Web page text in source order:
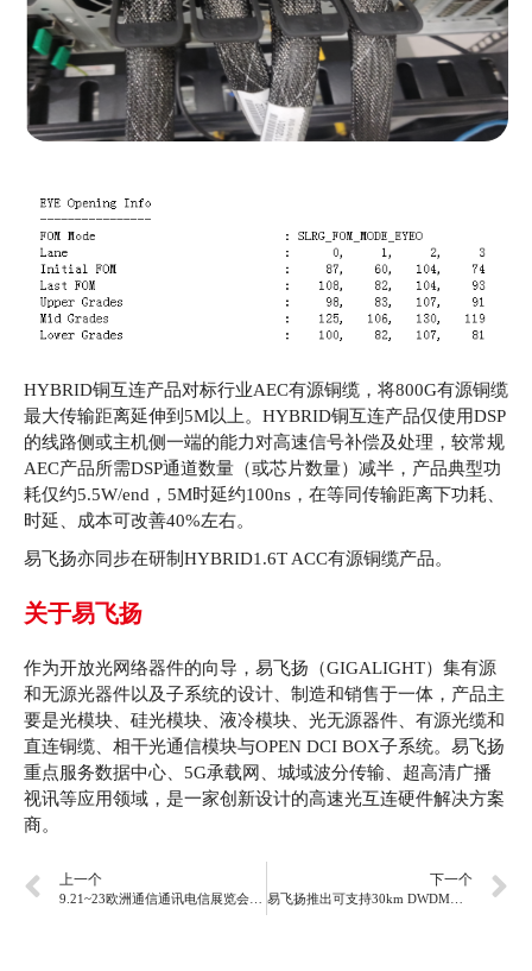
HYBRID铜互连产品对标行业AEC有源铜缆，将800G有源铜缆
最大传输距离延伸到5M以上。HYBRID铜互连产品仅使用DSP
的线路侧或主机侧一端的能力对高速信号补偿及处理，较常规
AEC产品所需DSP通道数量（或芯片数量）减半，产品典型功
耗仅约5.5W/end，5M时延约100ns，在等同传输距离下功耗、
时延、成本可改善40%左右。
易飞扬亦同步在研制HYBRID1.6T ACC有源铜缆产品。
关于易飞扬
作为开放光网络器件的向导，易飞扬（GIGALIGHT）集有源
和无源光器件以及子系统的设计、制造和销售于一体，产品主
要是光模块、硅光模块、液冷模块、光无源器件、有源光缆和
直连铜缆、相干光通信模块与OPEN DCI BOX子系统。易飞扬
重点服务数据中心、5G承载网、城域波分传输、超高清广播
视讯等应用领域，是一家创新设计的高速光互连硬件解决方案
商。
上一个 下一个
易飞扬推出可支持30km DWDM的ColorX 400G PSM DWDM4 O-BAND硅光模块，突围相干